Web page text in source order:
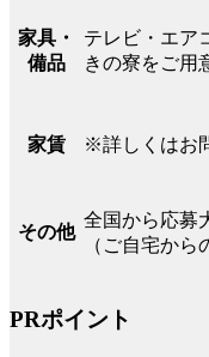
家具・
備品
テレビ・エア
きの寮をご用
家賃 ※詳しくはお
その他
全国から応募
（ご自宅から
PRポイント